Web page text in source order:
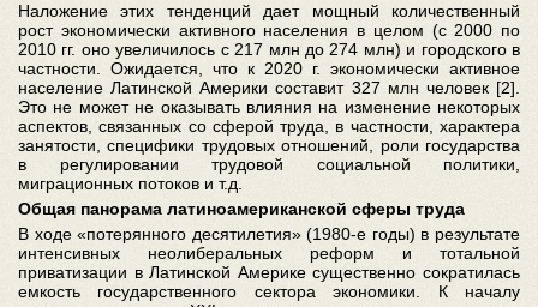
Наложение этих тенденций дает мощный количественный
рост экономически активного населения в целом (с 2000 по
2010 гг. оно увеличилось с 217 млн до 274 млн) и городского в
частности. Ожидается, что к 2020 г. экономически активное
население Латинской Америки составит 327 млн человек [2].
Это не может не оказывать влияния на изменение некоторых
аспектов, связанных со сферой труда, в частности, характера
занятости, специфики трудовых отношений, роли государства
в регулировании трудовой социальной политики,
миграционных потоков и т.д.
Общая панорама латиноамериканской сферы труда
В ходе «потерянного десятилетия» (1980-е годы) в результате
интенсивных неолиберальных реформ и тотальной
приватизации в Латинской Америке существенно сократилась
емкость государственного сектора экономики. К началу